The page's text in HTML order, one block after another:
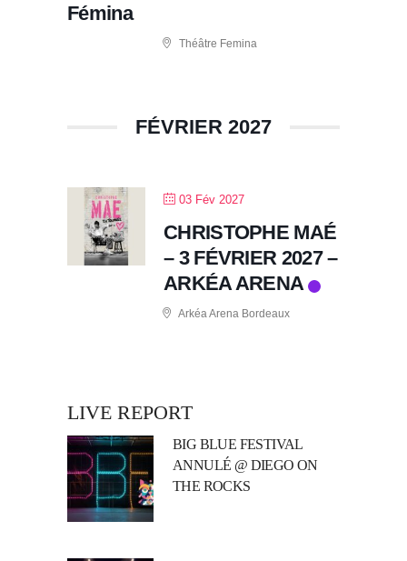
Fémina
Théâtre Femina
FÉVRIER 2027
03 Fév 2027
CHRISTOPHE MAÉ
– 3 FÉVRIER 2027 –
ARKÉA ARENA
Arkéa Arena Bordeaux
LIVE REPORT
BIG BLUE FESTIVAL
ANNULÉ @ DIEGO ON
THE ROCKS